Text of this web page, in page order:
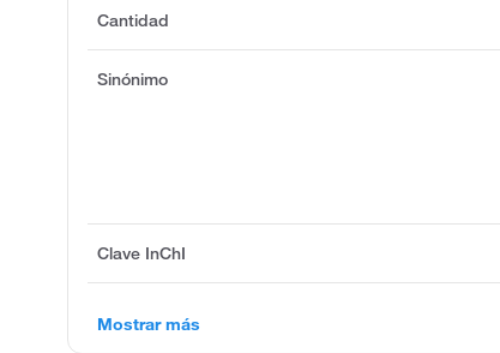
Cantidad
Sinónimo
Clave InChI
Mostrar más